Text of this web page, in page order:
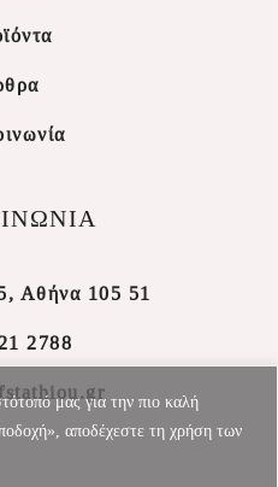
μας για την πιο καλή
αποδέχεστε τη χρήση των
Αθήνα 105 51
2788